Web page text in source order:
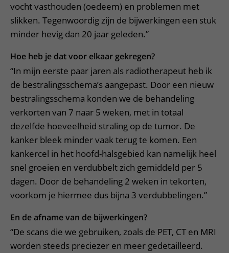
vocht vasthouden (oedeem) en problemen met
slikken. Tegenwoordig zijn de bijwerkingen een stuk
minder hevig dan 20 jaar geleden.”
Hoe heb je dat voor elkaar gekregen?
“In mijn eerste paar jaren als radiotherapeut heb ik
de bestralingsschema’s aangepast. Door een nieuw
bestralingsschema konden we de behandeling
verkorten van 7 naar 5 weken, met in totaal
dezelfde hoeveelheid straling op de tumor. De
kanker bleek minder vaak terug te komen. Een
kankercel in het hoofd-halsgebied kan namelijk heel
snel groeien en verdubbelt zich gemiddeld per 5
dagen. Door de behandeling 2 weken in tekorten,
voorkom je hiermee dus bijna 3 verdubbelingen.”
En de afname van de bijwerkingen?
“De scans die we gebruiken, zoals de PET, CT en MRI
worden steeds preciezer en meer gedetailleerd.